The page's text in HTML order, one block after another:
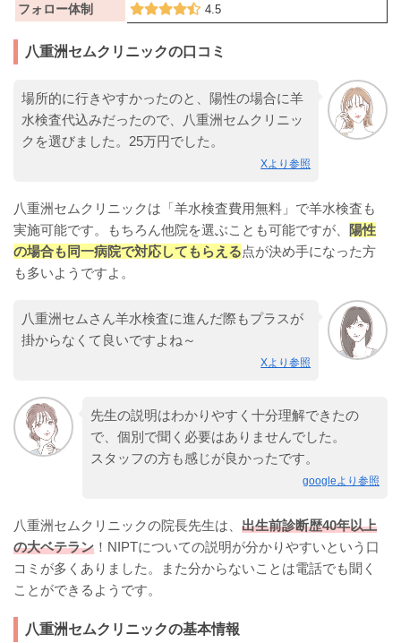
フォロー体制 4.5
八重洲セムクリニックの口コミ
場所的に行きやすかったのと、陽性の場合に羊
水検査代込みだったので、八重洲セムクリニッ
クを選びました。25万円でした。
Xより参照
八重洲セムクリニックは「羊水検査費用無料」で羊水検査も
実施可能です。もちろん他院を選ぶことも可能ですが、
陽性
の場合も同一病院で対応してもらえる点が決め手になった方
も多いようですよ。
八重洲セムさん羊水検査に進んだ際もプラスが
掛からなくて良いですよね～
Xより参照
先生の説明はわかりやすく十分理解できたの
で、個別で聞く必要はありませんでした。
スタッフの方も感じが良かったです。
googleより参照
八重洲セムクリニックの院長先生は、 出生前診断歴40年以上
の大ベテラン ！NIPTについての説明が分かりやすいという口
コミが多くありました。また分からないことは電話でも聞く
ことができるようです。
八重洲セムクリニックの基本情報